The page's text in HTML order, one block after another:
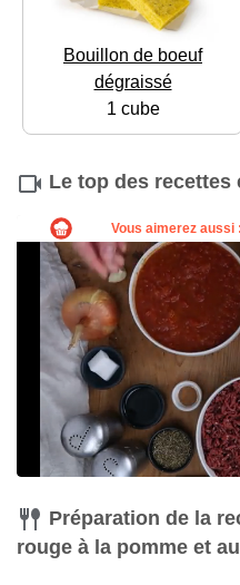
Bouillon de boeuf
dégraissé
1 cube
Le top des recettes
Préparation de la
rouge à la pomme et